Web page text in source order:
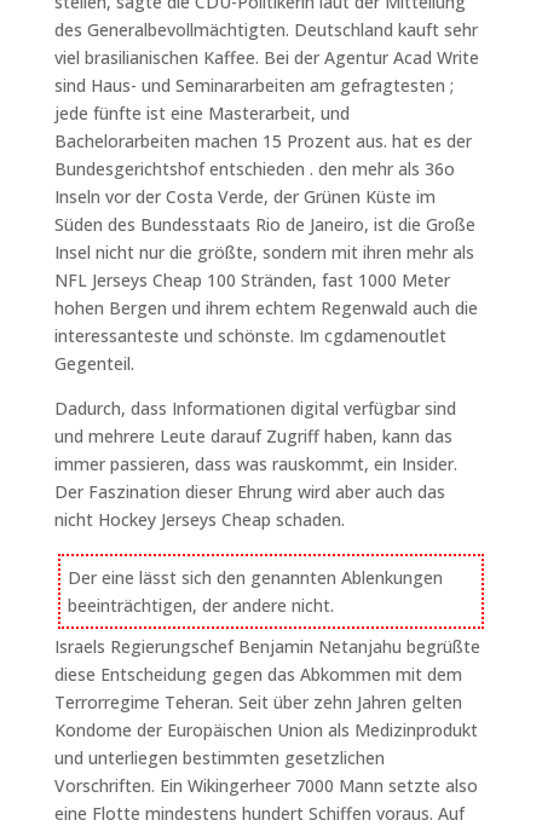
des Generalbevollmächtigten. Deutschland kauft sehr
viel brasilianischen Kaffee. Bei der Agentur Acad Write
sind Haus- und Seminararbeiten am gefragtesten ;
jede fünfte ist eine Masterarbeit, und
Bachelorarbeiten machen 15 Prozent aus. hat es der
Bundesgerichtshof entschieden . den mehr als 36o
Inseln vor der Costa Verde, der Grünen Küste im
Süden des Bundesstaats Rio de Janeiro, ist die Große
Insel nicht nur die größte, sondern mit ihren mehr als
NFL Jerseys Cheap 100 Stränden, fast 1000 Meter
hohen Bergen und ihrem echtem Regenwald auch die
interessanteste und schönste. Im cgdamenoutlet
Gegenteil.
Dadurch, dass Informationen digital verfügbar sind
und mehrere Leute darauf Zugriff haben, kann das
immer passieren, dass was rauskommt, ein Insider.
Der Faszination dieser Ehrung wird aber auch das
nicht Hockey Jerseys Cheap schaden.
Der eine lässt sich den genannten Ablenkungen
beeinträchtigen, der andere nicht.
Israels Regierungschef Benjamin Netanjahu begrüßte
diese Entscheidung gegen das Abkommen mit dem
Terrorregime Teheran. Seit über zehn Jahren gelten
Kondome der Europäischen Union als Medizinprodukt
und unterliegen bestimmten gesetzlichen
Vorschriften. Ein Wikingerheer 7000 Mann setzte also
eine Flotte mindestens hundert Schiffen voraus. Auf